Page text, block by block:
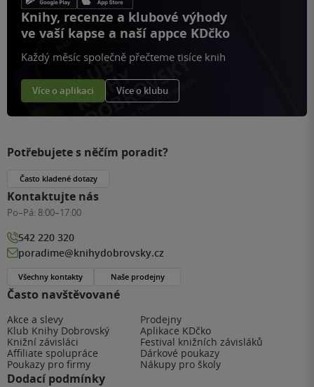
Knihy, recenze a klubové výhody
ve vaší kapse a naší appce KDčko
Každý měsíc společně přečteme tisíce knih
Více o aplikaci Více o klubu
Často navštěvované
Akce a slevy
Prodejny
Klub Knihy Dobrovský
Aplikace KDčko
Knižní závisláci
Festival knižních závisláků
Affiliate spolupráce
Dárkové poukazy
Poukazy pro firmy
Nákupy pro školy
Dodací podmínky
Potřebujete s něčím poradit?
Často kladené dotazy
Kontaktujte nás
Po–Pá: 8:00–17:00
542 220 320
poradime@knihydobrovsky.cz
Všechny kontakty Naše prodejny